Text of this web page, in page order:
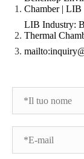
Chamber | LIB
LIB Industry:
Thermal